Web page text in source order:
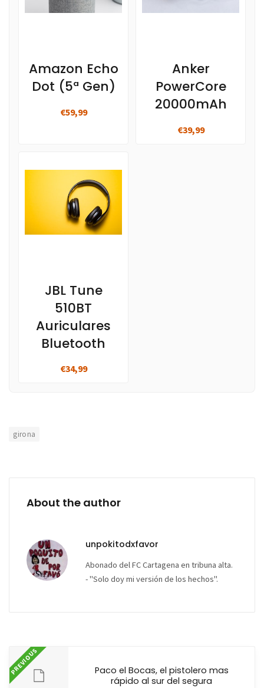
Amazon Echo
Dot (5ª Gen)
€59,99
Anker
PowerCore
20000mAh
€39,99
JBL Tune
510BT
Auriculares
Bluetooth
€34,99
girona
About the author
unpokitodxfavor
Abonado del FC Cartagena en tribuna alta.
- "Solo doy mi versión de los hechos".
PREVIOUS
Paco el Bocas, el pistolero mas
rápido al sur del segura